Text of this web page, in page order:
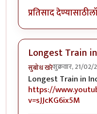
प्रतिसाद देण्यासाठी
Longest Train
सुबोध खरेशुक्रवार, 21/02/
Longest Train in
https://
v=sJJcKG6ix5M